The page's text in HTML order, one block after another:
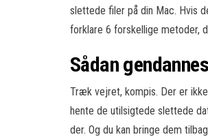
slettede filer på din Mac. Hvis
forklare 6 forskellige metoder,
Sådan
Træk vejret, kompis. Der er
hente de utilsigtede slettede
der. Og du kan bringe dem